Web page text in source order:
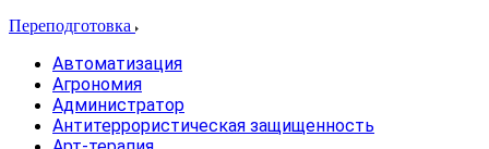
Переподготовка
Автоматизация
Агрономия
Администратор
Антитеррористическая защищенность